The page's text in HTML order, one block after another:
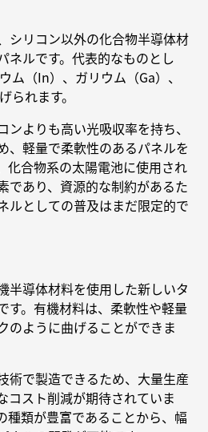
シリコン以外の化合物半導体材
ネルです。代表的なものとし
ム（In）、ガリウム（Ga）、
られます。
よりも高い光吸収率を持ち、
、軽量で柔軟性のあるパネルを
化合物系の太陽電池に使用され
であり、資源的な制約があるた
ルとしての普及はまだ限定的で
半導体材料を使用した新しいタ
す。有機材料は、柔軟性や軽量
のように曲げることができま
術で製造できるため、大量生産
コスト削減が期待されていま
種類が豊富であることから、幅